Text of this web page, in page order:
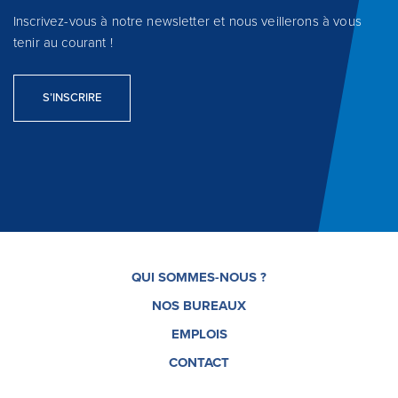
Inscrivez-vous à notre newsletter et nous veillerons à vous
tenir au courant !
S’INSCRIRE
QUI SOMMES-NOUS ?
NOS BUREAUX
EMPLOIS
CONTACT